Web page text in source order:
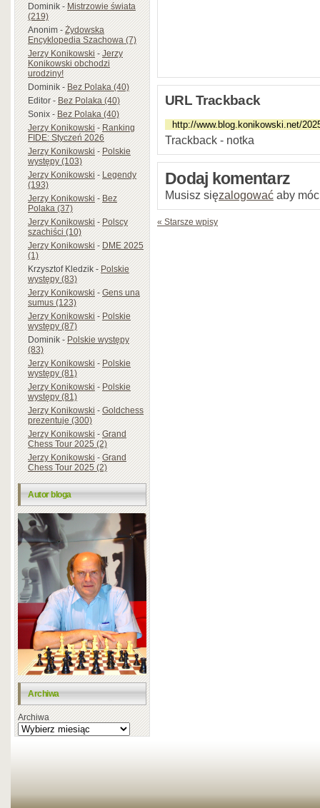
Dominik-Mistrzowie świata
(219)
Anonim-Żydowska
Encyklopedia Szachowa (7)
Jerzy Konikowski-Jerzy
Konikowski obchodzi
urodziny!
Dominik-Bez Polaka (40)
Editor-Bez Polaka (40)
Sonix-Bez Polaka (40)
Jerzy Konikowski-Ranking
FIDE: Styczeń 2026
Jerzy Konikowski-Polskie
występy (103)
Jerzy Konikowski-Legendy
(193)
Jerzy Konikowski-Bez
Polaka (37)
Jerzy Konikowski-Polscy
szachiści (10)
Jerzy Konikowski-DME 2025
(1)
Krzysztof Kledzik-Polskie
występy (83)
Jerzy Konikowski-Gens una
sumus (123)
Jerzy Konikowski-Polskie
występy (87)
Dominik-Polskie występy
(83)
Jerzy Konikowski-Polskie
występy (81)
Jerzy Konikowski-Polskie
występy (81)
Jerzy Konikowski-Goldchess
prezentuje (300)
Jerzy Konikowski-Grand
Chess Tour 2025 (2)
Jerzy Konikowski-Grand
Chess Tour 2025 (2)
Autor bloga
Archiwa
Archiwa
URL Trackback
Trackback - notka
Dodaj komentarz
Musisz sięzalogować aby
« Starsze wpisy